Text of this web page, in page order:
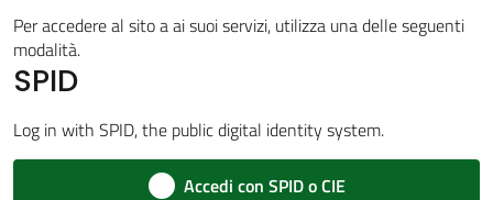
Servizi
Castello
d'Argile
Per accedere al sito a ai suoi servizi, utilizza una delle seguenti
modalità.
SPID
Log in with SPID, the public digital identity system.
Accedi con SPID o CIE